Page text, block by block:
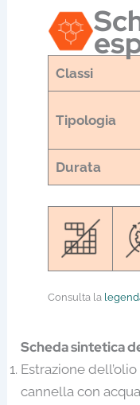
Classi
Tipologia
Durata
Consulta la
Scheda sintetica
Estrazione
cannella con